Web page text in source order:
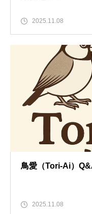
2025.11.08
鳥愛（Tori-Ai）
2025.11.08